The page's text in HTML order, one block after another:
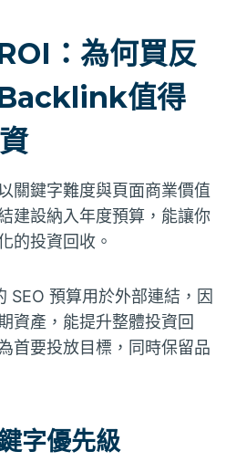
：為何買反
值得
關鍵字難度與頁面商業價值
建設納入年度預算，能讓你
的投資回收。
SEO 預算用於外部連結，因
資產，能提升整體投資回
首要投放目標，同時保留品
字優先級